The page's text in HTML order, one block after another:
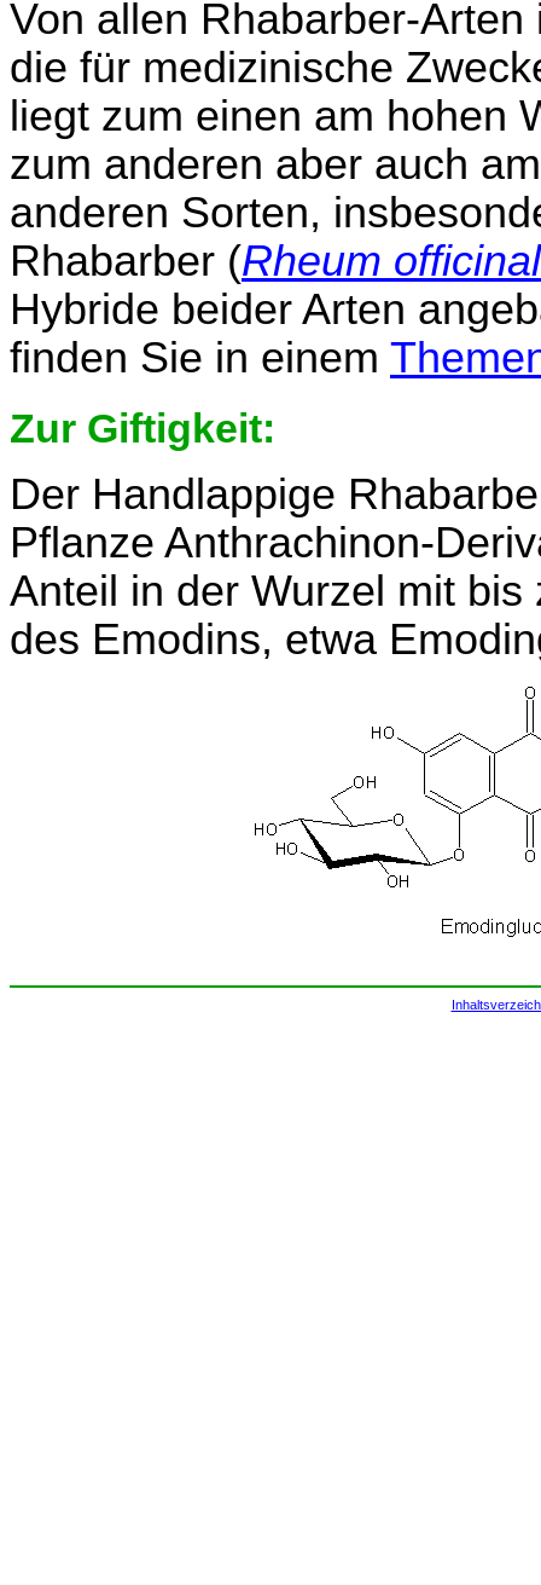
Von allen Rhabarber-
die für medizinische
liegt zum einen am hohen
zum anderen aber auch
anderen Sorten,
Rhabarber (Rheum
Hybride beider Arten
finden Sie in einem
Zur Giftigkeit:
Der Handlappige
Pflanze Anthrachinon-
Anteil in der Wurzel mit
des Emodins, etwa